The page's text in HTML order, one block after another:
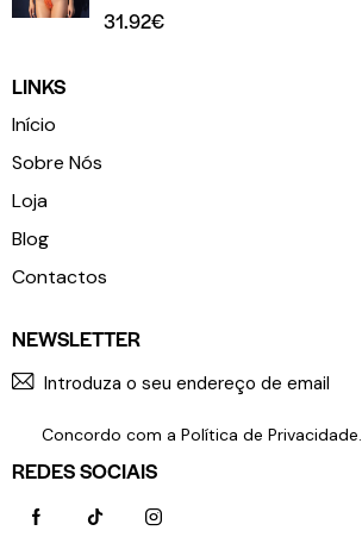
31.92€
LINKS
Início
Sobre Nós
Loja
Blog
Contactos
NEWSLETTER
Concordo com a Política de Privacidade.
REDES SOCIAIS